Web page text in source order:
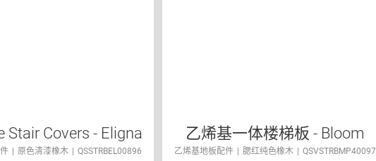
Stair Covers - Eligna
原色清漆橡木 QSSTRBEL00896
乙烯基一体楼梯板 - Bloom
乙烯基地板配件 腮红纯色橡木 QSVSTRBMP40097